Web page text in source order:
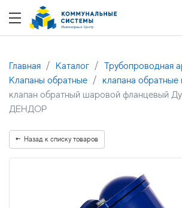
Главная Каталог
Трубопроводная
Клапаны обратные
клапана
клапан обратный шаровой фланцевый
ДЕНДОР
Назад к списку товаров